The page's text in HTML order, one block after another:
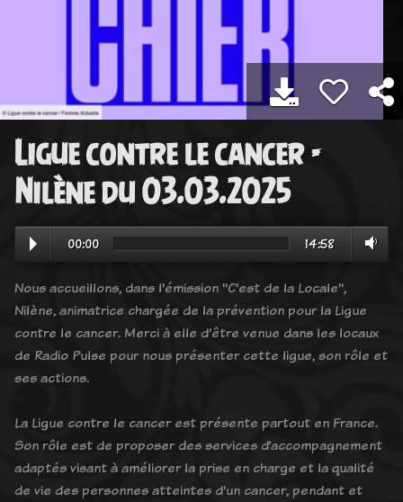
Ligue contre le cancer -
Nilène du 03.03.2025
00:00 14:58
Nous accueillons, dans l'émission "C'est de la Locale",
Nilène, animatrice chargée de la prévention pour la Ligue
contre le cancer. Merci à elle d'être venue dans les locaux
de Radio Pulse pour nous présenter cette ligue, son rôle et
ses actions.
La Ligue contre le cancer est présente partout en France.
Son rôle est de proposer des services d’accompagnement
adaptés visant à améliorer la prise en charge et la qualité
de vie des personnes atteintes d'un cancer, pendant et